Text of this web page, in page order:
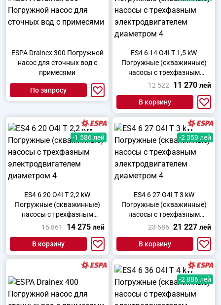
ESPA Drainex 300 Погружной
насос для сточных вод с
примесями
По запросу
ES4 6 14 O4I T 1,5 kW
Погружные (скважинные)
насосы с трехфазным
электродвигателем
12 522 11 270 лей
В корзину
-1 586 лей
ES4 6 20 O4I T 2,2 kW
Погружные (скважинные)
насосы с трехфазным
электродвигателем
15 861 14 275 лей
В корзину
-2 359 лей
ES4 6 27 O4I T 3 kW
Погружные (скважинные)
насосы с трехфазным
электродвигателем
23 586 21 227 лей
В корзину
-2 886 лей